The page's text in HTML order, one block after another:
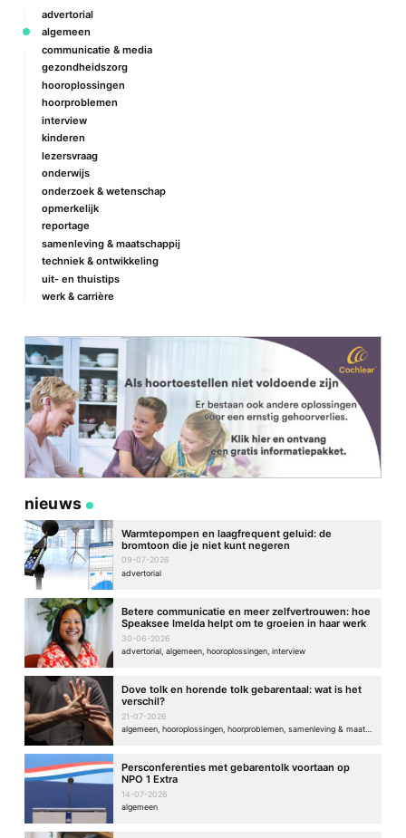
advertorial
algemeen
communicatie & media
gezondheidszorg
hooroplossingen
hoorproblemen
interview
kinderen
lezersvraag
onderwijs
onderzoek & wetenschap
opmerkelijk
reportage
samenleving & maatschappij
techniek & ontwikkeling
uit- en thuistips
werk & carrière
nieuws
Warmtepompen en laagfrequent geluid: de
bromtoon die je niet kunt negeren
09-07-2026
advertorial
Betere communicatie en meer zelfvertrouwen: hoe
Speaksee Imelda helpt om te groeien in haar werk
30-06-2026
advertorial, algemeen, hooroplossingen, interview
Dove tolk en horende tolk gebarentaal: wat is het
verschil?
21-07-2026
Persconferenties met gebarentolk voortaan op
NPO 1 Extra
14-07-2026
algemeen